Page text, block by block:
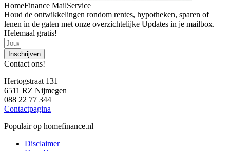
HomeFinance MailService
Houd de ontwikkelingen rondom rentes, hypotheken, sparen of
lenen in de gaten met onze overzichtelijke Updates in je mailbox.
Helemaal gratis!
Inschrijven
Contact ons!
Hertogstraat 131
6511 RZ Nijmegen
088 22 77 344
Contactpagina
Populair op homefinance.nl
Disclaimer